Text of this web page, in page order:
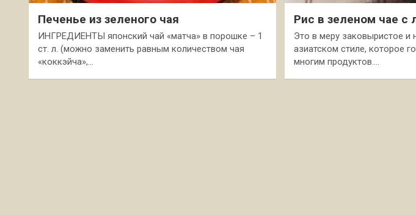
Печенье из зеленого чая
ИНГРЕДИЕНТЫ японский чай «матча» в порошке – 1
ст. л. (можно заменить равным количеством чая
«коккэйча»,…
Рис в зеленом чае с
Это в меру заковыристое
азиатском стиле, которое
многим продуктов.…